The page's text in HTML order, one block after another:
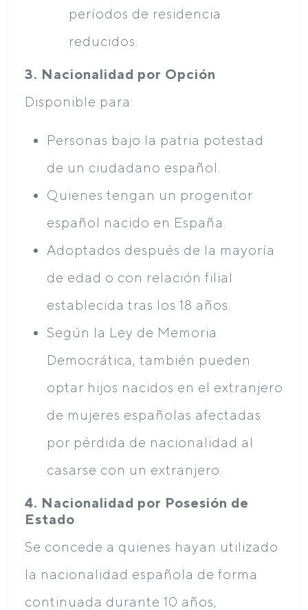
períodos de residencia
reducidos.
3. Nacionalidad por Opción
Disponible para:
Personas bajo la patria potestad
de un ciudadano español.
Quienes tengan un progenitor
español nacido en España.
Adoptados después de la mayoría
de edad o con relación filial
establecida tras los 18 años.
Según la Ley de Memoria
Democrática, también pueden
optar hijos nacidos en el extranjero
de mujeres españolas afectadas
por pérdida de nacionalidad al
casarse con un extranjero.
4. Nacionalidad por Posesión de
Estado
Se concede a quienes hayan utilizado
la nacionalidad española de forma
continuada durante 10 años,